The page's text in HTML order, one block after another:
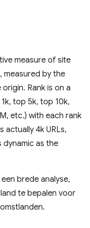
measure of site
measured by the
Rank is on a
top 5k, top 10k,
etc.) with each rank
actually 4k URLs,
dynamic as the
brede analyse,
te bepalen voor